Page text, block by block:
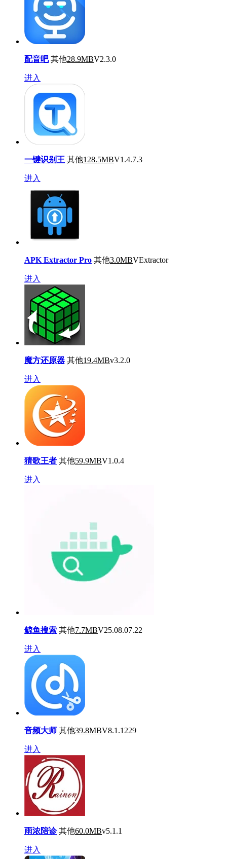
配音吧 其他28.9MBV2.3.0
进入
一键识别王 其他128.5MBV1.4.7.3
进入
APK Extractor Pro 其他3.0MBVExtractor
进入
魔方还原器 其他19.4MBv3.2.0
进入
猜歌王者 其他59.9MBV1.0.4
进入
鲸鱼搜索 其他7.7MBV25.08.07.22
进入
音频大师 其他39.8MBV8.1.1229
进入
雨浓陪诊 其他60.0MBv5.1.1
进入